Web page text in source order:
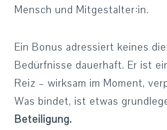
Mensch und Mitgestalter:in.
Ein Bonus adressiert keines
Bedürfnisse dauerhaft. Er ist
Reiz – wirksam im Moment,
Was bindet, ist etwas
Beteiligung.